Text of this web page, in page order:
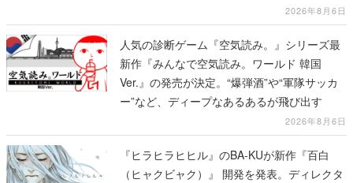
2026年8月6日
人気の診断ゲーム『空気読み。』シリーズ最
新作『みんなで空気読み。ワールド 韓国
Ver.』の発売が決定。“爆弾酒”や“軍隊サッカ
ー”など、ディープなあるあるが飛び出す
2026年8月6日
『ヒラヒラヒヒル』のBA-KUが新作『百白
（ヒャクビャク）』 開発を発表。ディレクタ